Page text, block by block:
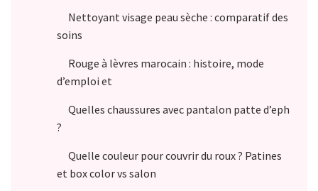
Nettoyant visage peau sèche : comparatif des
soins
Rouge à lèvres marocain : histoire, mode
d’emploi et
Quelles chaussures avec pantalon patte d’eph
?
Quelle couleur pour couvrir du roux ? Patines
et box color vs salon